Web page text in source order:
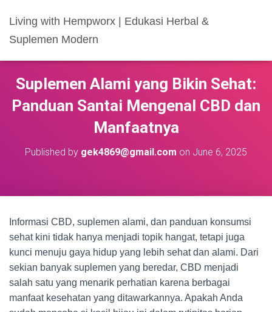
Living with Hempworx | Edukasi Herbal &
Suplemen Modern
Suplemen Alami yang Bikin Sehat:
Panduan Santai Mengenal CBD dan
Manfaatnya
Published by gek4869@gmail.com on June 6, 2025
Informasi CBD, suplemen alami, dan panduan konsumsi
sehat kini tidak hanya menjadi topik hangat, tetapi juga
kunci menuju gaya hidup yang lebih sehat dan alami. Dari
sekian banyak suplemen yang beredar, CBD menjadi
salah satu yang menarik perhatian karena berbagai
manfaat kesehatan yang ditawarkannya. Apakah Anda